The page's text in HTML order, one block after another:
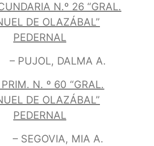
N.º 26 “GRAL.
DE OLAZÁBAL”
PEDERNAL
DALMA A.
N. º 60 “GRAL.
DE OLAZÁBAL”
PEDERNAL
MIA A.